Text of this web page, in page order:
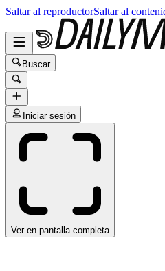
Saltar al reproductorSaltar al
Buscar
Iniciar sesión
Ver en pantalla completa